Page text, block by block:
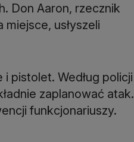
Don Aaron, rzecznik
usłyszeli
pistolet. Według policji
zaplanować atak.
funkcjonariuszy.